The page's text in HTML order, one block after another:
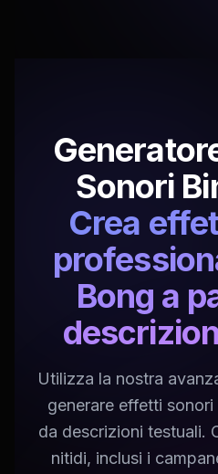
Sonori
Crea
Bong a
Utilizza la nostra
generare effetti
da descrizioni testuali.
nitidi, inclusi i